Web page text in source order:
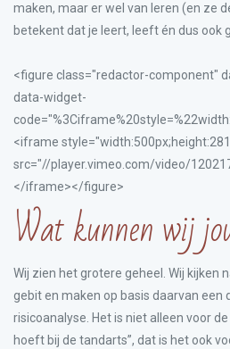
maken, maar er wel van leren (en ze
betekent dat je leert, leeft én dus ook
<figure class="redactor-component"
data-widget-
<iframe
src="//player.vimeo.com/video/
</iframe></figure>
Wat kunnen wij
Wij zien het grotere geheel. Wij kijken
gebit en maken op basis daarvan een
risicoanalyse. Het is niet alleen voor
hoeft bij de tandarts”, dat is het ook